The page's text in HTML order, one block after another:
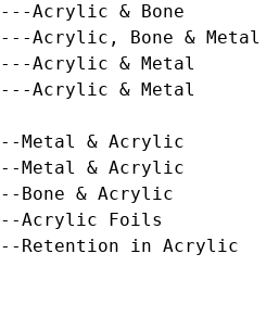
& Bone
Bone & Metal
& Metal
& Acrylic
& Acrylic
Bone & Acrylic
Foils
in Acrylic